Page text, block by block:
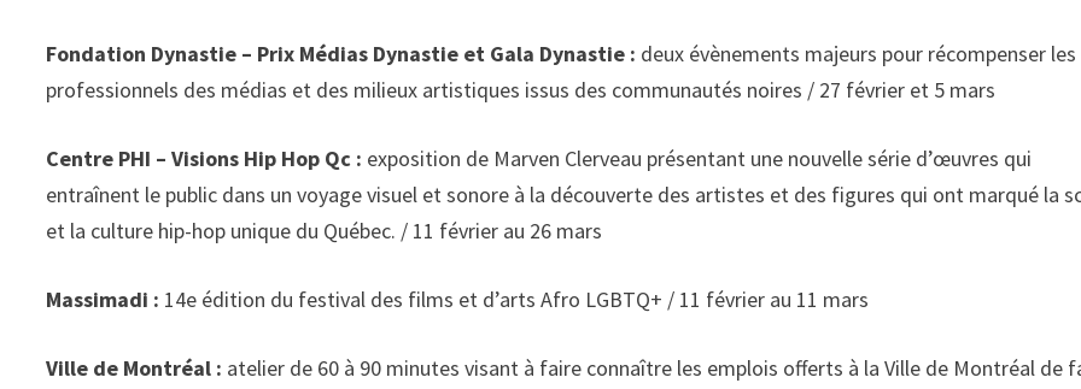
Fondation Dynastie – Prix Médias Dynastie et Gala Dynastie : deux évènements majeurs pour récompenser les
professionnels des médias et des milieux artistiques issus des communautés noires / 27 février et 5 mars
Centre PHI – Visions Hip Hop Qc : exposition de Marven Clerveau présentant une nouvelle série d’œuvres qui
entraînent le public dans un voyage visuel et sonore à la découverte des artistes et des figures qui ont marqué la
et la culture hip-hop unique du Québec. / 11 février au 26 mars
Massimadi : 14e édition du festival des films et d’arts Afro LGBTQ+ / 11 février au 11 mars
Ville de Montréal : atelier de 60 à 90 minutes visant à faire connaître les emplois offerts à la Ville de Montréal de